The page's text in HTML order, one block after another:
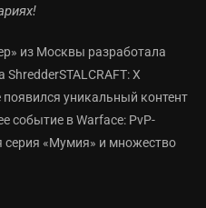
из Москвы разработала
X
появился уникальный контент
событие в Warface: PvP-
серия «Мумия» и множество